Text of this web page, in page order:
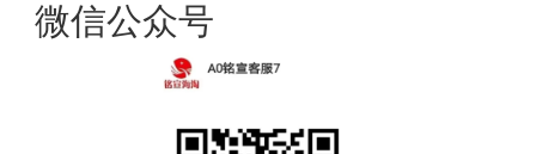
微信公众号